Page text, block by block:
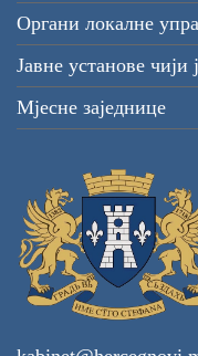
Органи локалне
Јавне установе
Мјесне заједнице